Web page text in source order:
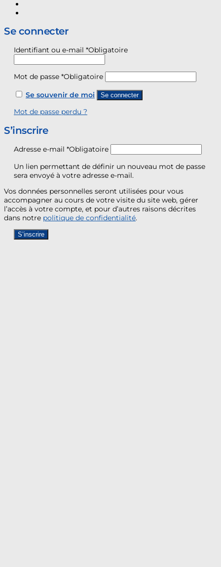
Se connecter
Identifiant ou e-mail *Obligatoire
Mot de passe *Obligatoire
Se souvenir de moi Se connecter
Mot de passe perdu ?
S’inscrire
Adresse e-mail *Obligatoire
Un lien permettant de définir un nouveau mot de passe
sera envoyé à votre adresse e-mail.
Vos données personnelles seront utilisées pour vous
accompagner au cours de votre visite du site web, gérer
l’accès à votre compte, et pour d’autres raisons décrites
dans notre politique de confidentialité.
S’inscrire